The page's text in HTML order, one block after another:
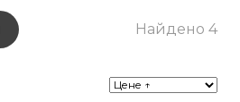
Найдено 4